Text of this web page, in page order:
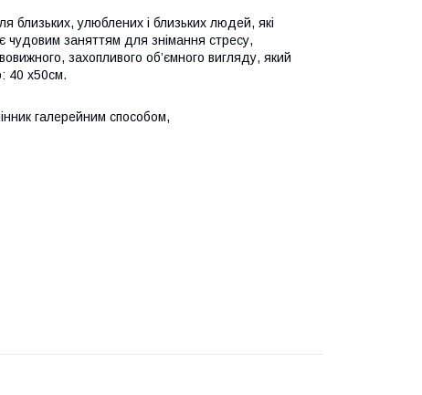
близьких, улюблених і близьких людей, які
чудовим заняттям для знімання стресу,
захопливого об’ємного вигляду, який
40 x50см.
галерейним способом,